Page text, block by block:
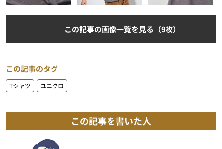
この記事の画像一覧を見る（9枚）
この記事のタグ
Tシャツ ユニクロ
この記事を書いた人